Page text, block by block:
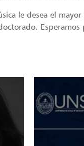
le desea el